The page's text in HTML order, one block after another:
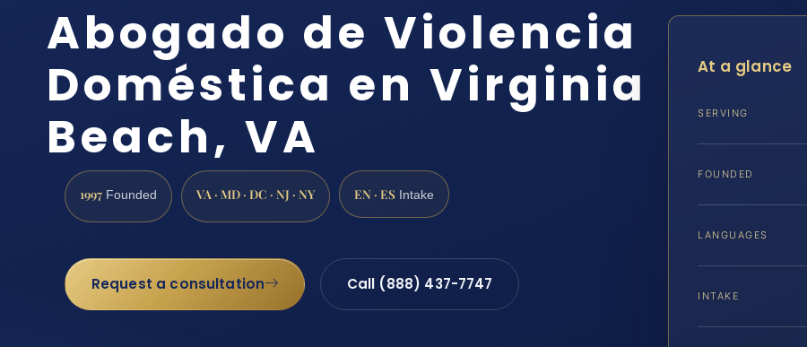
Abogado de Violencia
Doméstica en Virginia
Beach, VA
1997 Founded VA · MD · DC · NJ · NY EN · ES Intake
Request a consultation Call (888) 437-7747
At a glance
SERVING
FOUNDED
LANGUAGES
INTAKE